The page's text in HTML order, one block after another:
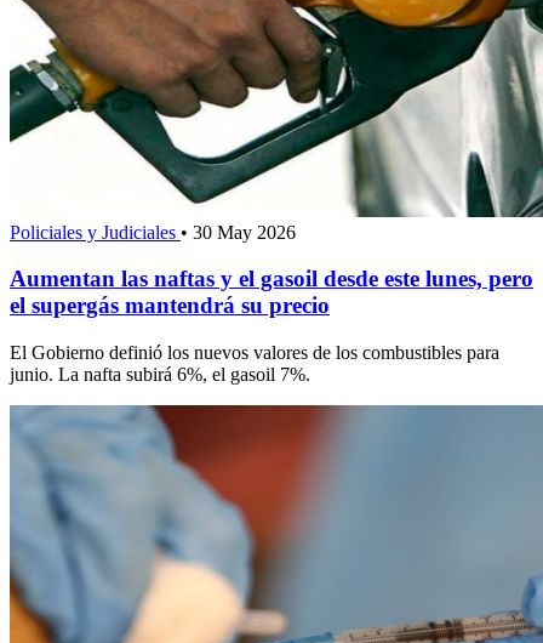
Policiales y Judiciales • 30 May 2026
Aumentan las naftas y el gasoil desde este lunes, pero
el supergás mantendrá su precio
El Gobierno definió los nuevos valores de los combustibles para
junio. La nafta subirá 6%, el gasoil 7%.